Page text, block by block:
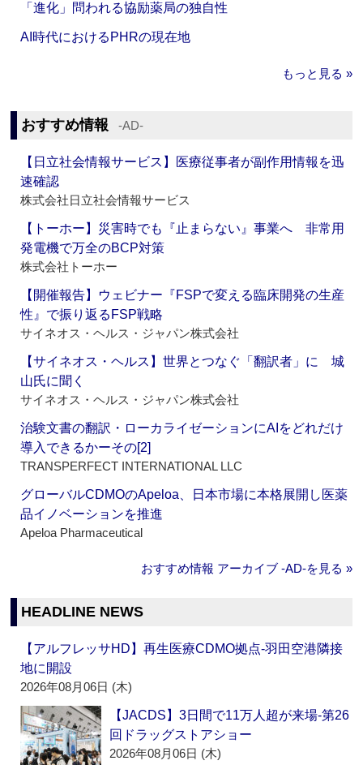
「進化」問われる協励薬局の独自性
AI時代におけるPHRの現在地
もっと見る »
おすすめ情報 ‐AD‐
【日立社会情報サービス】医療従事者が副作用情報を迅
速確認
株式会社日立社会情報サービス
【トーホー】災害時でも『止まらない』事業へ 非常用
発電機で万全のBCP対策
株式会社トーホー
【開催報告】ウェビナー『FSPで変える臨床開発の生産
性』で振り返るFSP戦略
サイネオス・ヘルス・ジャパン株式会社
【サイネオス・ヘルス】世界とつなぐ「翻訳者」に 城
山氏に聞く
サイネオス・ヘルス・ジャパン株式会社
治験文書の翻訳・ローカライゼーションにAIをどれだけ
導入できるかーその[2]
TRANSPERFECT INTERNATIONAL LLC
グローバルCDMOのApeloa、日本市場に本格展開し医薬
品イノベーションを推進
Apeloa Pharmaceutical
おすすめ情報 アーカイブ ‐AD‐を見る »
HEADLINE NEWS
【アルフレッサHD】再生医療CDMO拠点‐羽田空港隣接
地に開設
2026年08月06日 (木)
【JACDS】3日間で11万人超が来場‐第26
回ドラッグストアショー
2026年08月06日 (木)